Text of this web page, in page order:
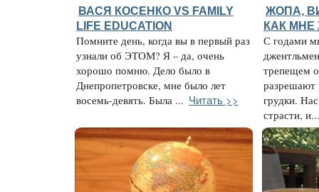
ВАСЯ КОСЕНКО VS FAMILY
LIFE EDUCATION
Помните день, когда вы в первый раз
узнали об ЭТОМ? Я – да, очень
хорошо помню. Дело было в
Днепропетровске, мне было лет
восемь-девять. Была ... Читать >>
ЖОПА,
КАК
С годами
трепещем
разрешают
грудки.
страсти, и...